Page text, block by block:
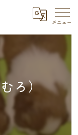
ろ）